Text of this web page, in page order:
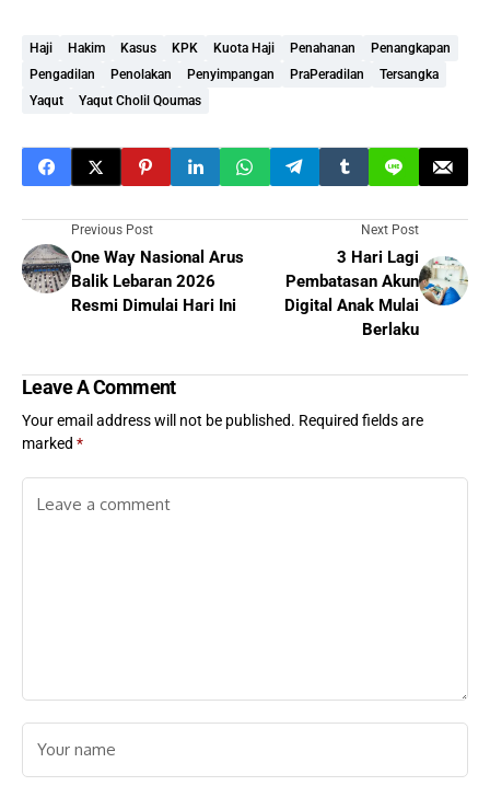
Haji Hakim Kasus KPK Kuota Haji Penahanan
Penangkapan
Pengadilan
Penolakan Penyimpangan PraPeradilan
Tersangka
Yaqut
Yaqut Cholil Qoumas
Previous Post
One Way Nasional Arus
Balik Lebaran 2026
Resmi Dimulai Hari Ini
Next Post
3 Hari Lagi
Pembatasan Akun
Digital Anak Mulai
Berlaku
Leave A Comment
Your email address will not be published. Required fields are
marked *